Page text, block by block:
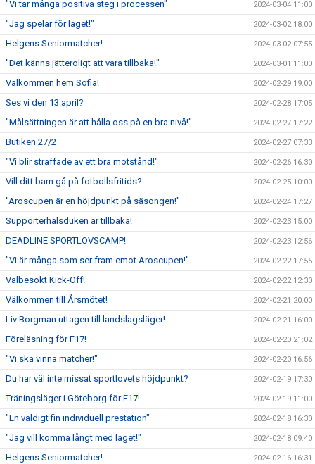
"Vi tar många positiva steg i processen" 2024-03-04 11:00
"Jag spelar för laget!" 2024-03-02 18:00
Helgens Seniormatcher! 2024-03-02 07:55
"Det känns jätteroligt att vara tillbaka!" 2024-03-01 11:00
Välkommen hem Sofia! 2024-02-29 19:00
Ses vi den 13 april? 2024-02-28 17:05
"Målsättningen är att hålla oss på en bra nivå!" 2024-02-27 17:22
Butiken 27/2 2024-02-27 07:33
"Vi blir straffade av ett bra motstånd!" 2024-02-26 16:30
Vill ditt barn gå på fotbollsfritids? 2024-02-25 10:00
"Aroscupen är en höjdpunkt på säsongen!" 2024-02-24 17:27
Supporterhalsduken är tillbaka! 2024-02-23 15:00
DEADLINE SPORTLOVSCAMP! 2024-02-23 12:56
"Vi är många som ser fram emot Aroscupen!" 2024-02-22 17:55
Välbesökt Kick-Off! 2024-02-22 12:30
Välkommen till Årsmötet! 2024-02-21 20:00
Liv Borgman uttagen till landslagsläger! 2024-02-21 16:00
Föreläsning för F17! 2024-02-20 21:02
"Vi ska vinna matcher!" 2024-02-20 16:56
Du har väl inte missat sportlovets höjdpunkt? 2024-02-19 17:30
Träningsläger i Göteborg för F17! 2024-02-19 11:00
"En väldigt fin individuell prestation" 2024-02-18 16:30
"Jag vill komma långt med laget!" 2024-02-18 09:40
Helgens Seniormatcher! 2024-02-16 16:31